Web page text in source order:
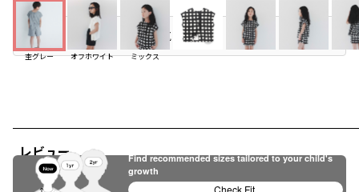
杢グレー オフホワイト ミックス
レビュー
お気に入り追加
Find recommended sizes tailored to your child's
growth
Check Fit